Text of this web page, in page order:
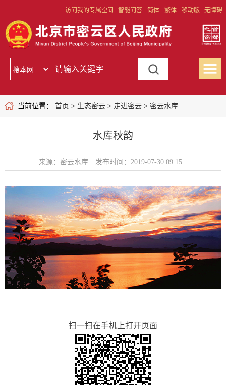
访问我的专属空间 智能问答 简体 繁体 移动版 无障碍
当前位置： 首页 > 生态密云> 走进密云> 密云水库
水库秋韵
来源：密云水库 发布时间：2019-07-30 09:15
扫一扫在手机上打开页面